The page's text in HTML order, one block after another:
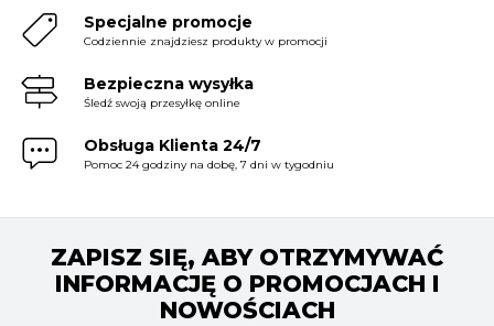
Specjalne promocje
Codziennie znajdziesz produkty w promocji
Bezpieczna wysyłka
Śledź swoją przesyłkę online
Obsługa Klienta 24/7
Pomoc 24 godziny na dobę, 7 dni w tygodniu
ZAPISZ SIĘ, ABY OTRZYMYWAĆ
INFORMACJĘ O PROMOCJACH I
NOWOŚCIACH